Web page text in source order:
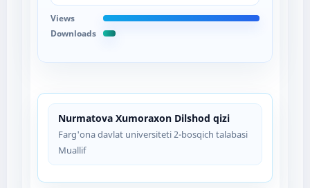
Nurmatova Xumoraxon Dilshod qizi
Farg'ona davlat universiteti 2-bosqich talabasi
Muallif
Views
Downloads